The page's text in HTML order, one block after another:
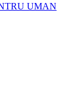
UMAN